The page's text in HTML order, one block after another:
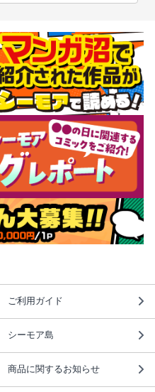
ご利用ガイド
シーモア島
商品に関するお知らせ